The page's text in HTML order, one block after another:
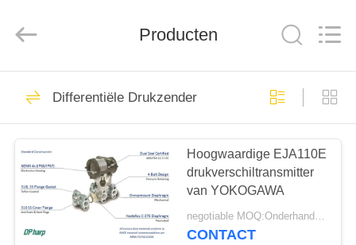
HUIS
PRODUCTEN
OVER
ONS
Ltd..
Gasdrukregelaar
Producten
Differentiële Drukzender
Hoogwaardige EJA110E
drukverschiltransmitter
van YOKOGAWA
negotiable MOQ:Onderhandeling
CONTACT